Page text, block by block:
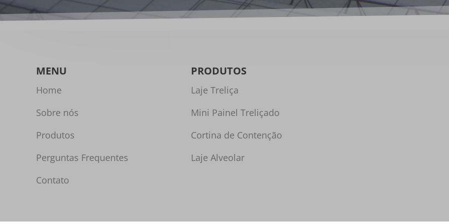
MENU
Home
Sobre nós
Produtos
Perguntas Frequentes
Contato
PRODUTOS
Laje Treliça
Mini Painel Treliçado
Cortina de Contenção
Laje Alveolar